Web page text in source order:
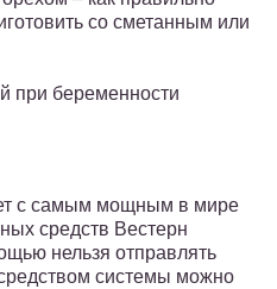
со сметанным или
при беременности
с самым мощным в мире
средств Вестерн
нельзя отправлять
системы можно